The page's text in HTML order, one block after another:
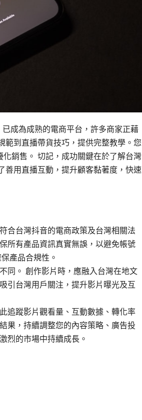
成為成熟的電商平台，許多商家正藉
範到直播帶貨技巧，提供完整教學。您
銷售。 切記，成功關鍵在於了解台灣
善用直播互動，提升顧客黏著度，快速
合台灣抖音的電商政策及台灣相關法
所有產品資訊真實無誤，以避免帳號
產品合規性。
同。 創作影片時，應融入台灣在地文
引台灣用戶關注，提升影片曝光及互
追蹤影片觀看量、互動數據、轉化率
果，持續調整您的內容策略、廣告投
烈的市場中持續成長。